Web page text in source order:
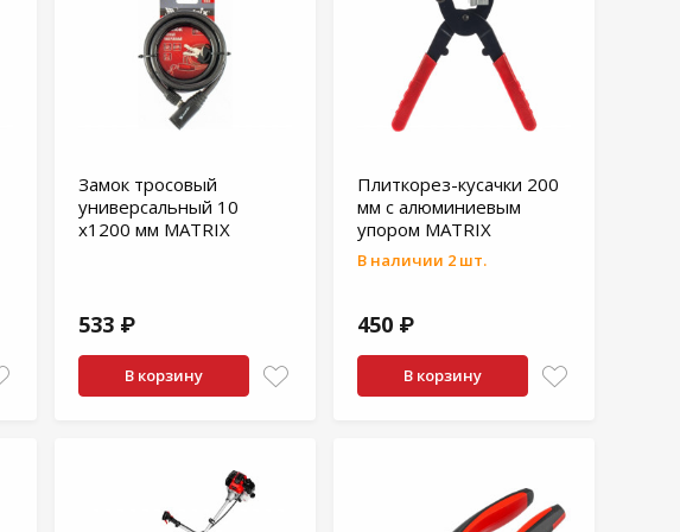
Замок тросовый
универсальный 10
х1200 мм MATRIX
533 ₽
В корзину
Плиткорез-кусачки 200
мм с алюминиевым
упором MATRIX
В наличии 2 шт.
450 ₽
В корзину